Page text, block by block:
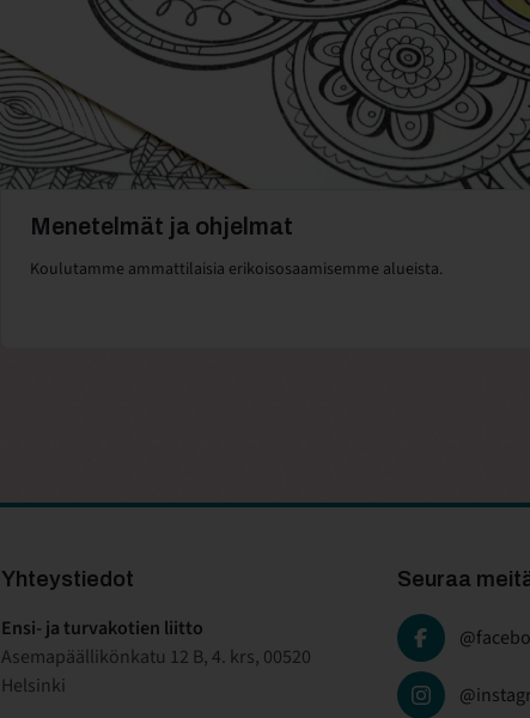
Menetelmät ja ohjelmat
Koulutamme ammattilaisia erikoisosaamisemme alueista.
Yhteystiedot
Ensi- ja turvakotien liitto
Asemapäällikönkatu 12 B, 4. krs, 00520
Helsinki
Seuraa